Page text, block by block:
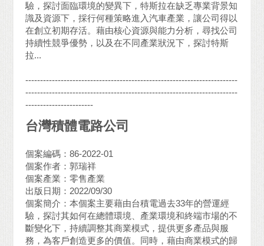
驗，探討面臨環境的變異下，特斯拉在缺乏專業背景知
識及資源下，採行何種策略進入汽車產業，讓公司得以
在創立初期存活。藉由核心資源與能力分析，尋找公司
持續性競爭優勢，以及在不同產業狀況下，探討特斯
拉...
------------------------------------------------------------------------
------------------------------------------------------------------------
-----------------------
台灣積體電路公司
個案編碼：86-2022-01
個案作者：郭瑞祥
個案產業：零售產業
出版日期：2022/09/30
個案簡介：本個案主要藉由台積電過去33年的營運經
驗，探討其如何在總體環境、產業環境和終端市場的不
斷變化下，持續調整其商業模式，提供更多產品與服
務，為客戶創造更多的價值。同時，藉由商業模式的歸